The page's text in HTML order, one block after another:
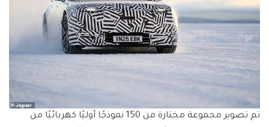
تم تصوير مجموعة مختارة من 150 نموذجًا أوليًا كهربائيًا من